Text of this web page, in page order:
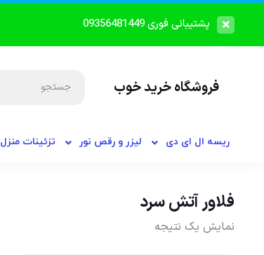
پشتیبانی فوری 09356481449
فروشگاه خرید خوب
ریسه ال ای دی لیزر و رقص نور تزئینات منزل
فلاور آتش سرد
نمایش یک نتیجه